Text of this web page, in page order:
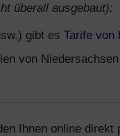
überall ausgebaut):
gibt es Tarife von
von
Ihnen online direkt